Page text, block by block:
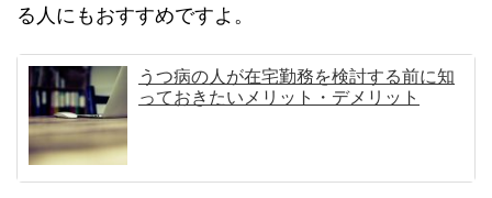
る人にもおすすめですよ。
うつ病の人が在宅勤務を検討する前に知
っておきたいメリット・デメリット